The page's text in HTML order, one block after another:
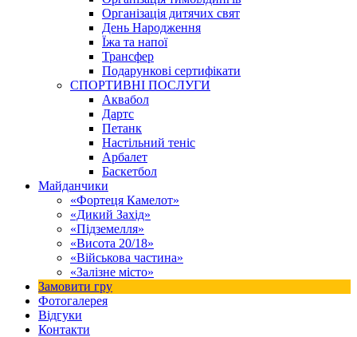
Організація дитячих свят
День Народження
Їжа та напої
Трансфер
Подарункові сертифікати
СПОРТИВНІ ПОСЛУГИ
Аквабол
Дартс
Петанк
Настільний теніс
Арбалет
Баскетбол
Майданчики
«Фортеця Камелот»
«Дикий Захід»
«Підземелля»
«Висота 20/18»
«Військова частина»
«Залізне місто»
Замовити гру
Фотогалерея
Відгуки
Контакти